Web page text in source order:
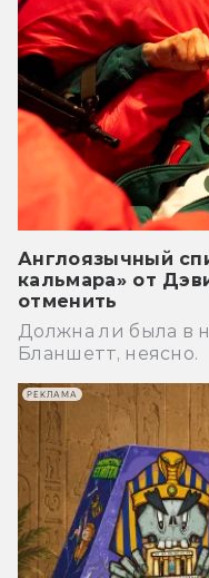
Англоязычный
кальмара» от
отменить
Должна ли была в
Бланшетт, неясно.
РЕКЛАМА